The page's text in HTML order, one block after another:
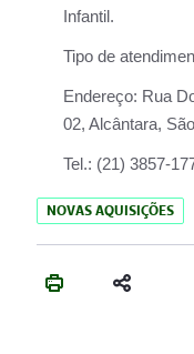
Infantil.
Tipo de
Endereço: Rua
02, Alcântara,
Tel.: (21) 3857-
NOVAS AQUISIÇÕES